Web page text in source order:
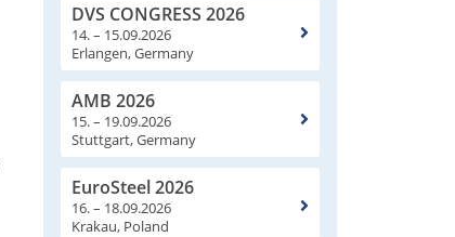
DVS CONGRESS 2026
14. – 15.09.2026
Erlangen, Germany
AMB 2026
15. – 19.09.2026
Stuttgart, Germany
EuroSteel 2026
16. – 18.09.2026
Krakau, Poland